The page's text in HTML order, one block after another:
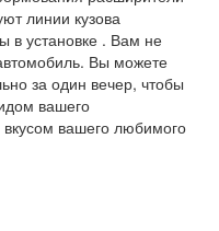
линии кузова
в установке . Вам не
Вы можете
за один вечер, чтобы
вашего
вашего любимого